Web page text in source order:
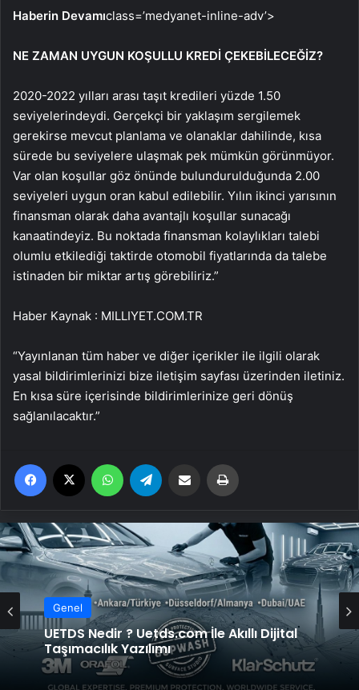
Haberin Devamıclass=’medyanet-inline-adv’>
NE ZAMAN UYGUN KOŞULLU KREDİ ÇEKEBİLECEĞİZ?
2020-2022 yılları arası taşıt kredileri yüzde 1.50
seviyelerindeydi. Gerçekçi bir yaklaşım sergilemek
gerekirse mevcut planlama ve olanaklar dahilinde, kısa
sürede bu seviyelere ulaşmak pek mümkün görünmüyor.
Var olan koşullar göz önünde bulundurulduğunda 2.00
seviyeleri uygun oran kabul edilebilir. Yılın ikinci yarısının
finansman olarak daha avantajlı koşullar sunacağı
kanaatindeyiz. Bu noktada finansman kolaylıkları talebi
olumlu etkilediği taktirde otomobil fiyatlarında da talebe
istinaden bir miktar artış görebiliriz.”
Haber Kaynak : MILLIYET.COM.TR
“Yayınlanan tüm haber ve diğer içerikler ile ilgili olarak
yasal bildirimlerinizi bize iletişim sayfası üzerinden iletiniz.
En kısa süre içerisinde bildirimlerinize geri dönüş
sağlanılacaktır.”
Facebook WhatsApp Email'den paylaş
Genel
UETDS Nedir ? Uetds.com İle Akıllı Dijital
Taşımacılık Yazılımı